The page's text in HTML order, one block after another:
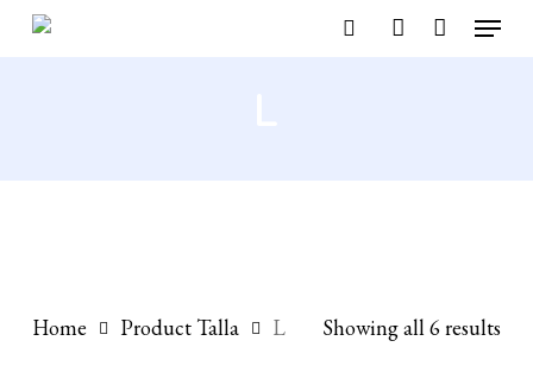
Skip
Menu
Showing all 6 results
Home Product Talla L